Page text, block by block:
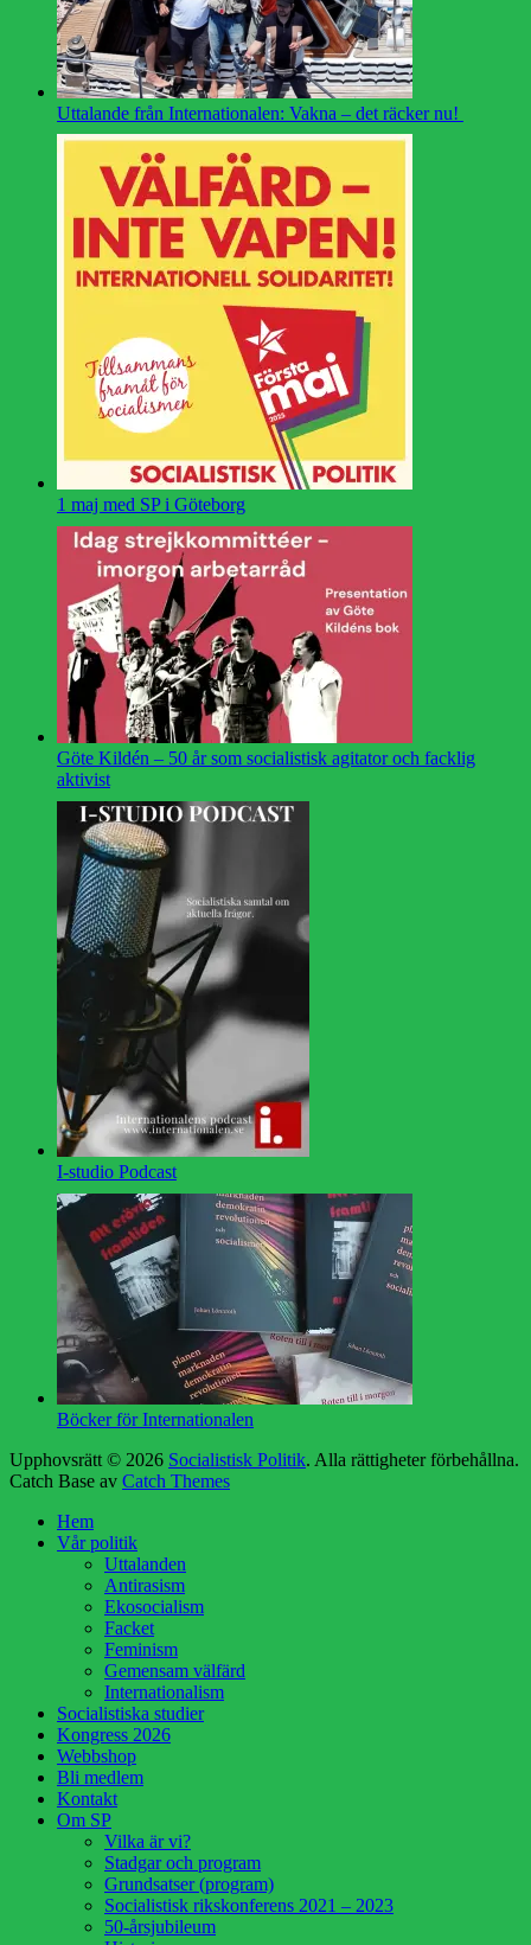
Uttalande från Internationalen: Vakna – det räcker nu!
1 maj med SP i Göteborg
Göte Kildén – 50 år som socialistisk agitator och facklig
aktivist
I-studio Podcast
Böcker för Internationalen
Upphovsrätt © 2026 Socialistisk Politik. Alla rättigheter förbehållna.
Catch Base av Catch Themes
Hem
Vår politik
Uttalanden
Antirasism
Ekosocialism
Facket
Feminism
Gemensam välfärd
Internationalism
Socialistiska studier
Kongress 2026
Webbshop
Bli medlem
Kontakt
Om SP
Vilka är vi?
Stadgar och program
Grundsatser (program)
Socialistisk rikskonferens 2021 – 2023
50-årsjubileum